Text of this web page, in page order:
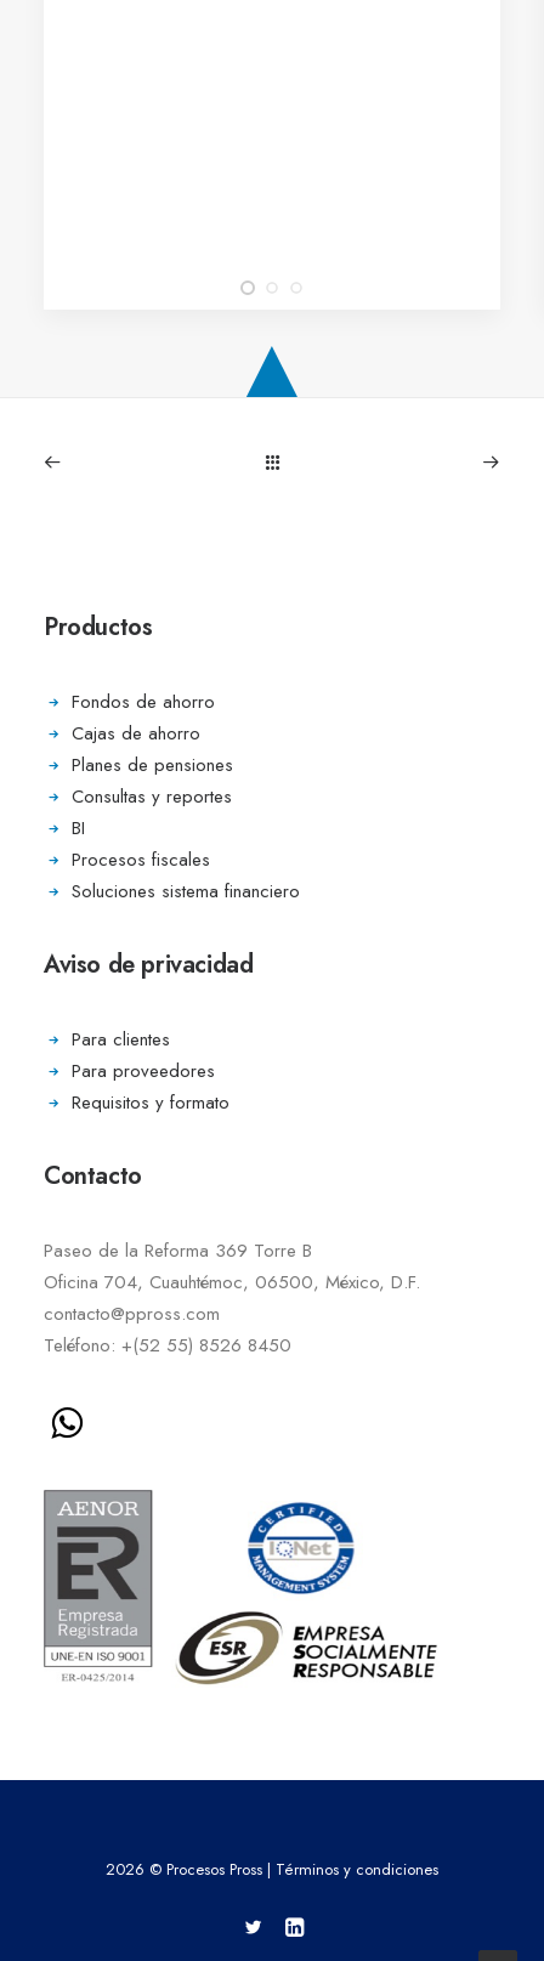
Productos
Fondos de ahorro
Cajas de ahorro
Planes de pensiones
Consultas y reportes
BI
Procesos fiscales
Soluciones sistema financiero
Aviso de privacidad
Para clientes
Para proveedores
Requisitos y formato
Contacto
Paseo de la Reforma 369 Torre B
Oficina 704, Cuauhtémoc, 06500, México, D.F.
contacto@ppross.com
Teléfono: +(52 55) 8526 8450
2026 © Procesos Pross | Términos y condiciones